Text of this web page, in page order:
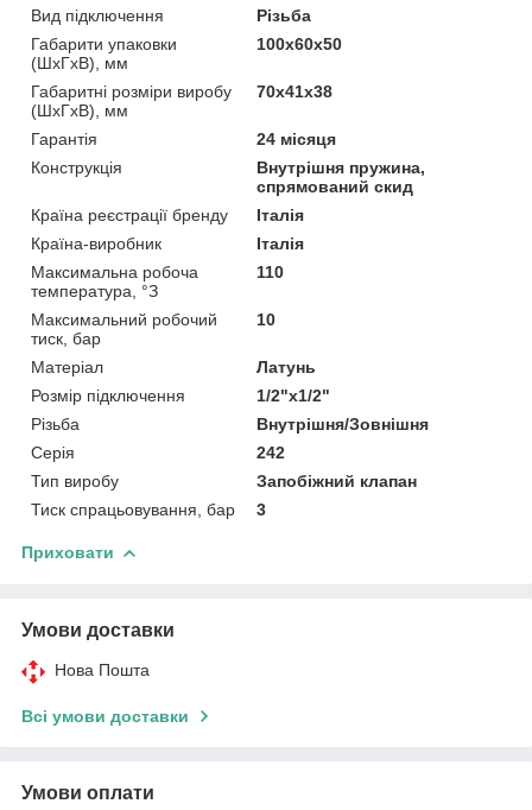
Вид підключення
Різьба
Габарити упаковки
(ШхГхВ), мм
100х60х50
Габаритні розміри виробу
(ШхГхВ), мм
70х41х38
Гарантія
24 місяця
Конструкція
Внутрішня пружина,
спрямований скид
Країна реєстрації бренду
Італія
Країна-виробник
Італія
Максимальна робоча
температура, °З
110
Максимальний робочий
тиск, бар
10
Матеріал
Латунь
Розмір підключення
1/2"x1/2"
Різьба
Внутрішня/Зовнішня
Серія
242
Тип виробу
Запобіжний клапан
Тиск спрацьовування, бар
3
Приховати
Умови доставки
Нова Пошта
Всі умови доставки
Умови оплати